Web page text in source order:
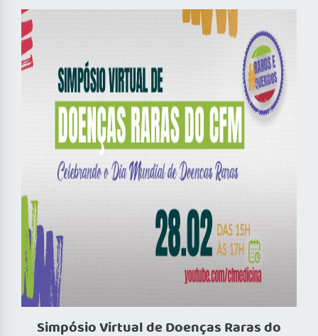
Simpósio Virtual de Doenças Raras do